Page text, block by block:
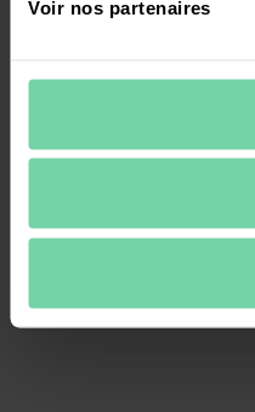
Voir nos partenaires